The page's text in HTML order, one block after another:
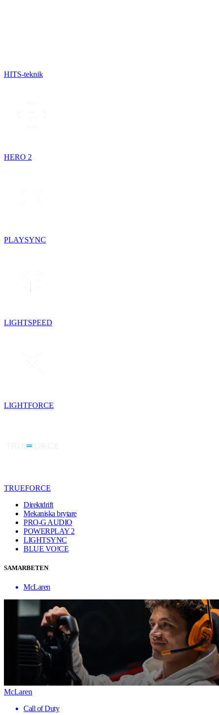
HITS-teknik
HERO 2
PLAYSYNC
LIGHTSPEED
LIGHTFORCE
TRUEFORCE
Direktdrift
Mekaniska brytare
PRO-G AUDIO
POWERPLAY 2
LIGHTSYNC
BLUE VO!CE
SAMARBETEN
McLaren
McLaren
Call of Duty